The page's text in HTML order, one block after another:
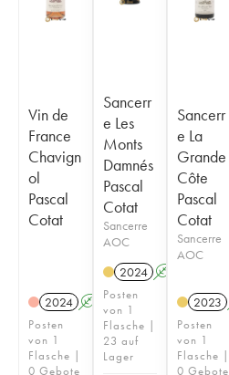
Vin de
France
Chavign
ol
Pascal
Cotat
2024 A
Posten
von 1
Flasche |
0 Gebote
Sancerr
e Les
Monts
Damnés
Pascal
Cotat
Sancerre
AOC
2024 A
Posten
von 1
Flasche |
23 auf
Lager
Sancerr
e La
Grande
Côte
Pascal
Cotat
Sancerre
AOC
2023
Posten
von 1
Flasche |
0 Gebote